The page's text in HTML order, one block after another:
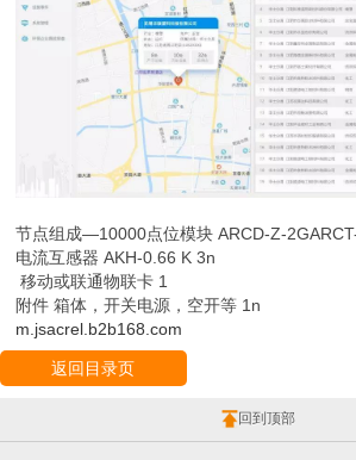
节点组成—10000点位模块 ARCD-Z-
电流互感器 AKH-0.66 K 3n
移动或联通物联卡 1
附件 箱体，开关电源，空开等 1n
m.jsacrel.b2b168.com
返回目录页
回到顶部